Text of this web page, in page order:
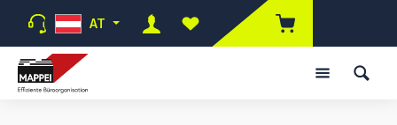
Zum Hauptinhalt springen
AT
Du hast 0 Produkte auf dem